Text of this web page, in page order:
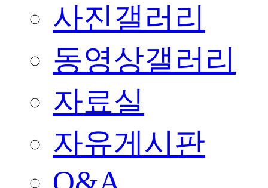
사진갤러리
동영상갤러리
자료실
자유게시판